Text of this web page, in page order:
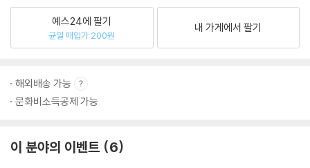
예스24에 팔기
균일 매입가 200원
내 가게에서 팔기
해외배송 가능
문화비소득공제 가능
이 분야의 이벤트 6